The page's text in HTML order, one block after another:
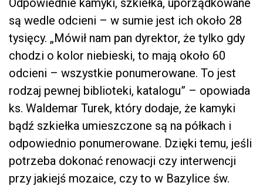
Odpowiednie kamyki, szkiełka, uporządkowane
są wedle odcieni – w sumie jest ich około 28
tysięcy. „Mówił nam pan dyrektor, że tylko gdy
chodzi o kolor niebieski, to mają około 60
odcieni – wszystkie ponumerowane. To jest
rodzaj pewnej biblioteki, katalogu” – opowiada
ks. Waldemar Turek, który dodaje, że kamyki
bądź szkiełka umieszczone są na półkach i
odpowiednio ponumerowane. Dzięki temu, jeśli
potrzeba dokonać renowacji czy interwencji
przy jakiejś mozaice, czy to w Bazylice św.